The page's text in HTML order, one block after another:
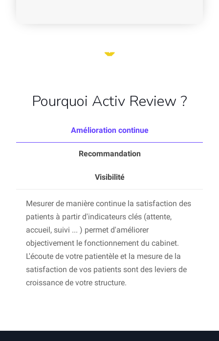
Pourquoi Activ Review ?
Amélioration continue
Recommandation
Visibilité
Mesurer de manière continue la satisfaction des
patients à partir d'indicateurs clés (attente,
accueil, suivi ... ) permet d'améliorer
objectivement le fonctionnement du cabinet.
L'écoute de votre patientèle et la mesure de la
satisfaction de vos patients sont des leviers de
croissance de votre structure.